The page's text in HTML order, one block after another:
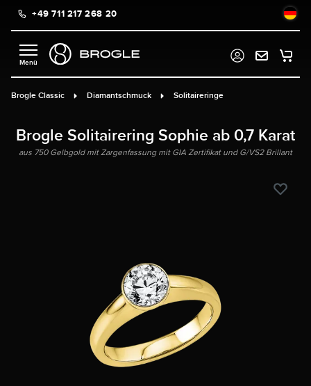
springen
+49 711 217 268 20
Brogle Classic Diamantschmuck Solitaireringe
Brogle Solitairering Sophie ab 0,7 Karat
aus 750 Gelbgold mit Zargenfassung mit GIA Zertifikat und G/VS2 Brillant